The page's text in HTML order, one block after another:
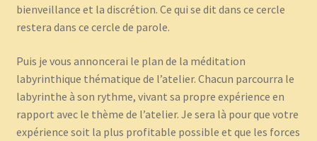
bienveillance et la discrétion. Ce qui se dit dans ce cercle
restera dans ce cercle de parole.
Puis je vous annoncerai le plan de la méditation
labyrinthique thématique de l’atelier. Chacun parcourra le
labyrinthe à son rythme, vivant sa propre expérience en
rapport avec le thème de l’atelier. Je sera là pour que votre
expérience soit la plus profitable possible et que les forces